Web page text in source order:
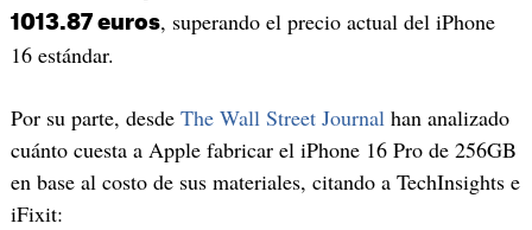
1013.87 euros, superando el precio actual del iPhone
16 estándar.
Por su parte, desde The Wall Street Journalhan analizado
cuánto cuesta a Apple fabricar el iPhone 16 Pro de 256GB
en base al costo de sus materiales, citando a TechInsights e
iFixit: